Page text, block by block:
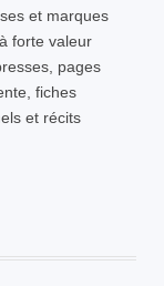
et marques
forte valeur
pages
fiches
et récits